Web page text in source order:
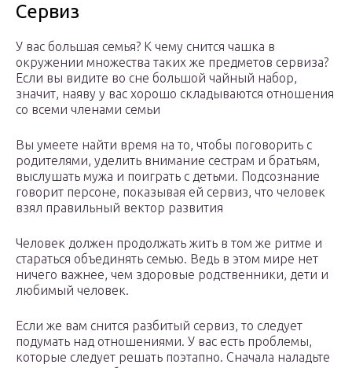
Сервиз
У вас большая семья? К чему снится чашка в
окружении множества таких же предметов сервиза?
Если вы видите во сне большой чайный набор,
значит, наяву у вас хорошо складываются отношения
со всеми членами семьи
Вы умеете найти время на то, чтобы поговорить с
родителями, уделить внимание сестрам и братьям,
выслушать мужа и поиграть с детьми. Подсознание
говорит персоне, показывая ей сервиз, что человек
взял правильный вектор развития
Человек должен продолжать жить в том же ритме и
стараться объединять семью. Ведь в этом мире нет
ничего важнее, чем здоровые родственники, дети и
любимый человек.
Если же вам снится разбитый сервиз, то следует
подумать над отношениями. У вас есть проблемы,
которые следует решать поэтапно. Сначала наладьте